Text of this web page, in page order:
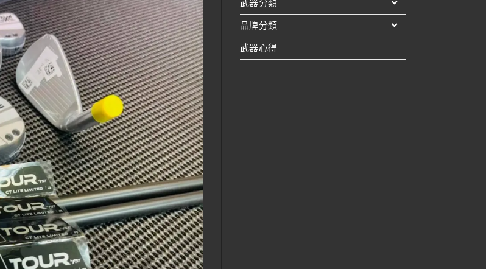
武器分類
品牌分類
武器心得